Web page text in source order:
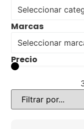
Seleccionar
Marcas
Seleccionar
Precio